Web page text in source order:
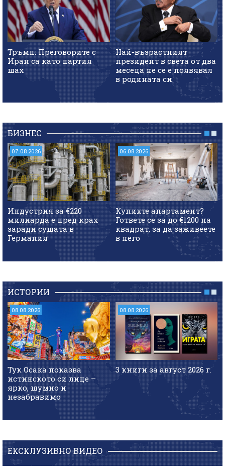
Тръмп: Преговорите с
Иран са като партия
шах
Най-възрастният
президент в света от два
месеца не се е появявал
в родината си
БИЗНЕС
07.08.2026
Индустрия за €220
милиарда е пред крах
заради сушата в
Германия
06.08.2026
Купихте апартамент?
Гответе се за до €1200 на
квадрат, за да заживеете
в него
ИСТОРИИ
08.08.2026
Тук Осака показва
истинското си лице –
ярко, шумно и
незабравимо
08.08.2026
3 книги за август 2026 г.
ЕКСКЛУЗИВНО ВИДЕО